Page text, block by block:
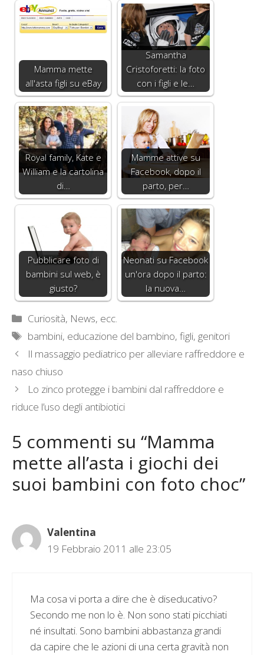
Mamma mette
all'asta figli su eBay
Samantha
Cristoforetti: la foto
con i figli e le…
Royal family, Kate e
William e la cartolina
di…
Mamme attive su
Facebook, dopo il
parto, per…
Pubblicare foto di
bambini sul web, è
giusto?
Neonati su Facebook
un'ora dopo il parto:
la nuova…
Categorie
Curiosità, News, ecc.
Tag
bambini, educazione del bambino,figli, genitori
Il massaggio pediatrico per alleviare raffreddore e
naso chiuso
Lo zinco protegge i bambini dal raffreddore e
riduce l’uso degli antibiotici
5 commenti su “Mamma
mette all’asta i giochi dei
suoi bambini con foto choc”
Valentina
19 Febbraio 2011 alle 23:05
Ma cosa vi porta a dire che è diseducativo?
Secondo me non lo è. Non sono stati picchiati
né insultati. Sono bambini abbastanza grandi
da capire che le azioni di una certa gravità non